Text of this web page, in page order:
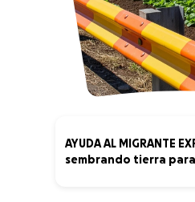
AYUDA AL MIGRANTE EXPULSADO,
sembrando tierra